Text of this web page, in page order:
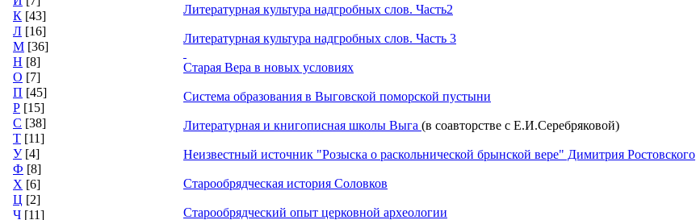
К [43]
Л [16]
М [36]
Н [8]
О [7]
П [45]
Р [15]
С [38]
Т [11]
У [4]
Ф [8]
Х [6]
Ц [2]
Ч [11]
Литературная культура надгробных слов. Часть2
Литературная культура надгробных слов. Часть 3
Старая Вера в новых условиях
Система образования в Выговской поморской пустыни
Литературная и книгописная школы Выга (в соавторстве с Е.И.Серебряковой)
Неизвестный источник "Розыска о раскольнической брынской вере" Димитрия Ростовского
Старообрядческая история Соловков
Старообрядческий опыт церковной археологии